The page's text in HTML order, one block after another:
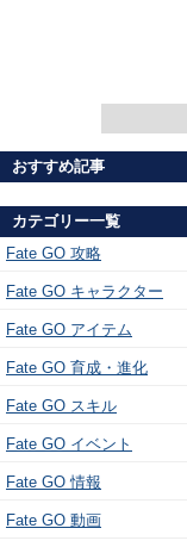
おすすめ記事
カテゴリー一覧
Fate GO 攻略
Fate GO キャラクター
Fate GO アイテム
Fate GO 育成・進化
Fate GO スキル
Fate GO イベント
Fate GO 情報
Fate GO 動画